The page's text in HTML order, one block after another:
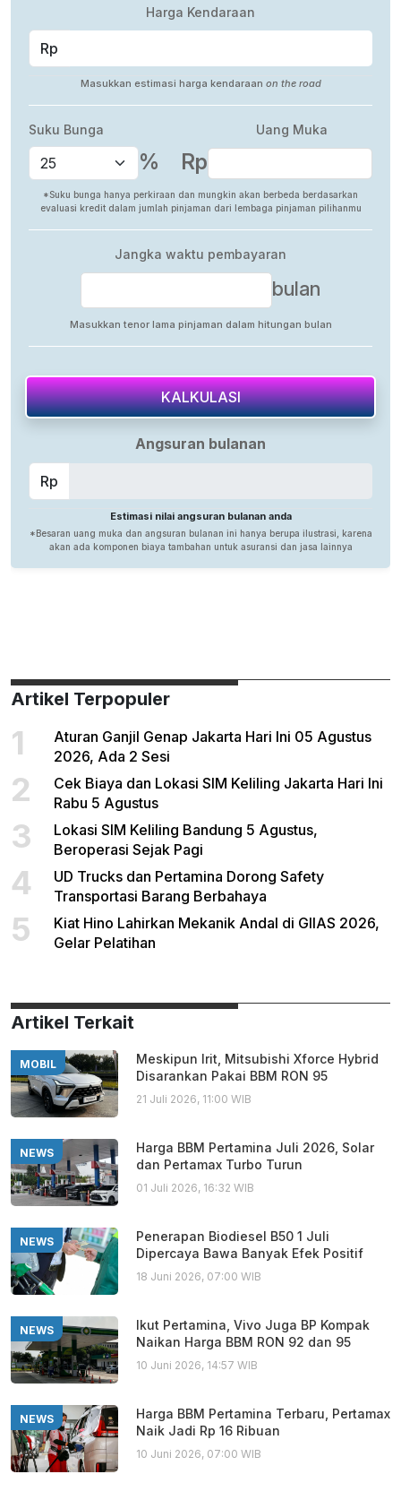
Artikel Terpopuler
1
Aturan Ganjil Genap Jakarta Hari Ini 05 Agustus
2026, Ada 2 Sesi
2
Cek Biaya dan Lokasi SIM Keliling Jakarta Hari Ini
Rabu 5 Agustus
3
Lokasi SIM Keliling Bandung 5 Agustus,
Beroperasi Sejak Pagi
4
UD Trucks dan Pertamina Dorong Safety
Transportasi Barang Berbahaya
5
Kiat Hino Lahirkan Mekanik Andal di GIIAS 2026,
Gelar Pelatihan
Artikel Terkait
MOBIL
Meskipun Irit, Mitsubishi Xforce Hybrid
Disarankan Pakai BBM RON 95
21 Juli 2026, 11:00 WIB
NEWS
Harga BBM Pertamina Juli 2026, Solar
dan Pertamax Turbo Turun
01 Juli 2026, 16:32 WIB
NEWS
Penerapan Biodiesel B50 1 Juli
Dipercaya Bawa Banyak Efek Positif
18 Juni 2026, 07:00 WIB
NEWS
Ikut Pertamina, Vivo Juga BP Kompak
Naikan Harga BBM RON 92 dan 95
10 Juni 2026, 14:57 WIB
NEWS
Harga BBM Pertamina Terbaru, Pertamax
Naik Jadi Rp 16 Ribuan
10 Juni 2026, 07:00 WIB